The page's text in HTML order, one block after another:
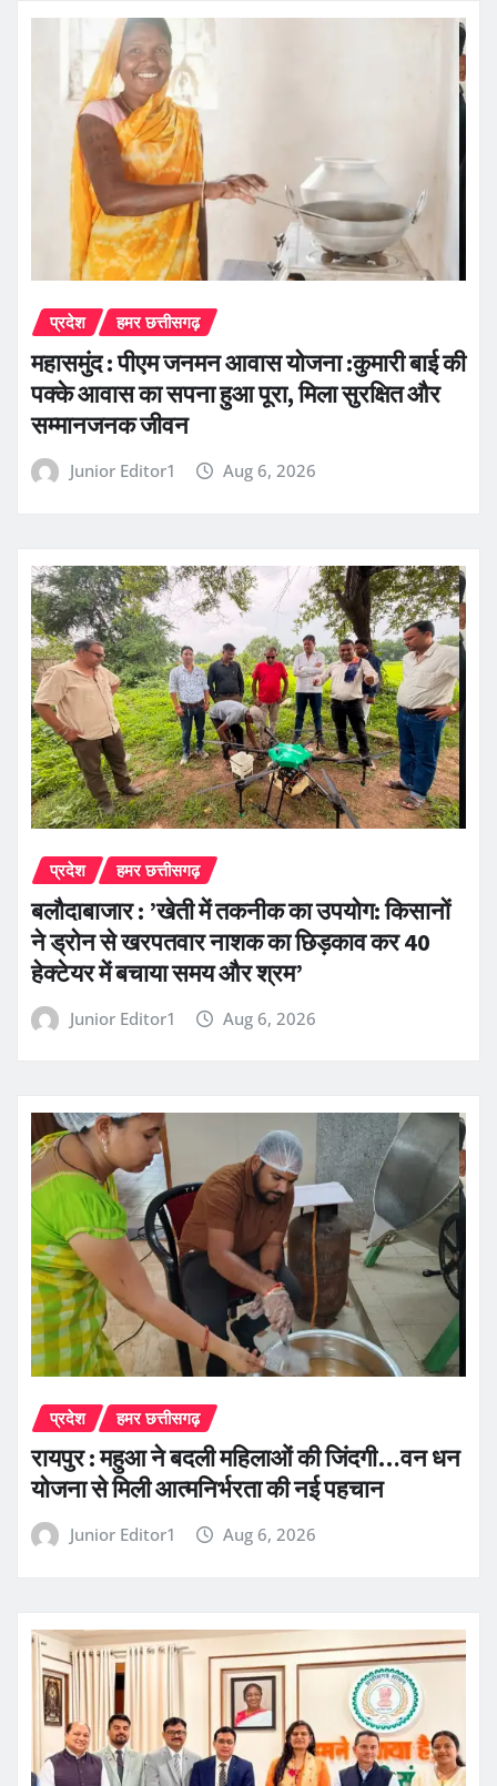
प्रदेश हमर छत्तीसगढ़
महासमुंद : पीएम जनमन आवास योजना :कुमारी बाई की
पक्के आवास का सपना हुआ पूरा, मिला सुरक्षित और
सम्मानजनक जीवन
Junior Editor1 Aug 6, 2026
प्रदेश हमर छत्तीसगढ़
बलौदाबाजार : ’खेती में तकनीक का उपयोग: किसानों
ने ड्रोन से खरपतवार नाशक का छिड़काव कर 40
हेक्टेयर में बचाया समय और श्रम’
Junior Editor1 Aug 6, 2026
प्रदेश हमर छत्तीसगढ़
रायपुर : महुआ ने बदली महिलाओं की जिंदगी…वन धन
योजना से मिली आत्मनिर्भरता की नई पहचान
Junior Editor1 Aug 6, 2026